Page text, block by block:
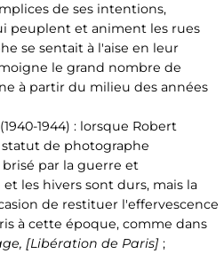
de ses intentions,
peuplent et animent les rues
se sentait à l'aise en leur
le grand nombre de
à partir du milieu des années
(1940-1944) : lorsque Robert
de photographe
par la guerre et
les hivers sont durs, mais la
de restituer l'effervescence
à cette époque, comme dans
[Libération de Paris] ;